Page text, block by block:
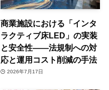
商業施設における「インタ
ラクティブ床LED」の実装
と安全性——法規制への対
応と運用コスト削減の手法
2026年7月17日